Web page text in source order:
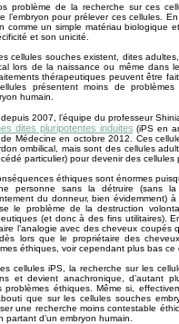
problème de la recherche sur ces
l’embryon pour prélever ces cellules.
comme un simple matériau biologique
et son unicité.
cellules souches existent, dites
lors de la naissance ou même dans
thérapeutiques peuvent être
présentent moins de
humain.
2007, l’équipe du professeur
dites pluripotentes induites (iPS en
Médecine en octobre 2012. Ces
ombilical, mais sont des cellules
particulier) pour devenir des cellules
éthiques sont énormes
personne sans la détruire (sans
du donneur, bien évidemment)
le problème de la destruction
(et donc à des fins utilitaires).
l’analogie avec des cheveux coupés
lors que le propriétaire des
éthiques, voir cependant plus bas ce
cellules iPS, la recherche sur les
et devient anachronique, d’autant
problèmes éthiques. Même si,
que sur les cellules souches
une recherche moins contestable
partant d’un embryon humain.